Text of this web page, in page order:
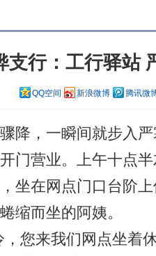
支行：工行驿站
QQ空间 新浪微博 腾讯微
，一瞬间就步入严
门营业。上午十点
坐在网点门口台阶
缩而坐的阿姨。
您来我们网点坐着休